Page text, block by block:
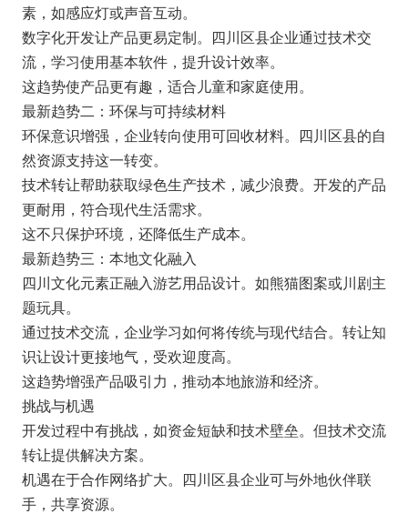
素，如感应灯或声音互动。
数字化开发让产品更易定制。四川区县企业通过技术交
流，学习使用基本软件，提升设计效率。
这趋势使产品更有趣，适合儿童和家庭使用。
最新趋势二：环保与可持续材料
环保意识增强，企业转向使用可回收材料。四川区县的自
然资源支持这一转变。
技术转让帮助获取绿色生产技术，减少浪费。开发的产品
更耐用，符合现代生活需求。
这不只保护环境，还降低生产成本。
最新趋势三：本地文化融入
四川文化元素正融入游艺用品设计。如熊猫图案或川剧主
题玩具。
通过技术交流，企业学习如何将传统与现代结合。转让知
识让设计更接地气，受欢迎度高。
这趋势增强产品吸引力，推动本地旅游和经济。
挑战与机遇
开发过程中有挑战，如资金短缺和技术壁垒。但技术交流
转让提供解决方案。
机遇在于合作网络扩大。四川区县企业可与外地伙伴联
手，共享资源。